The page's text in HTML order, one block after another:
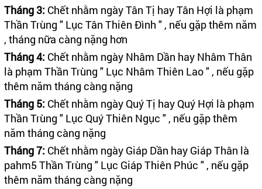
Tháng 3: Chết nhằm ngày Tân Tị hay Tân Hợi là phạm
Thần Trùng " Lục Tân Thiên Đình " , nếu gặp thêm năm
, tháng nữa càng nặng hơn
Tháng 4: Chết nhằm ngày Nhâm Dần hay Nhâm Thân
là phạm Thần Trùng " Lục Nhâm Thiên Lao " , nếu gặp
thêm năm tháng càng nặng
Tháng 5: Chết nhằm ngày Quý Tị hay Quý Hợi là phạm
Thần Trùng " Lục Quý Thiên Ngục " , nếu gặp thêm
năm tháng càng nặng
Tháng 7: Chết nhằm ngày Giáp Dần hay Giáp Thân là
pahm5 Thần Trùng " Lục Giáp Thiên Phúc " , nếu gặp
thêm năm tháng càng nặng